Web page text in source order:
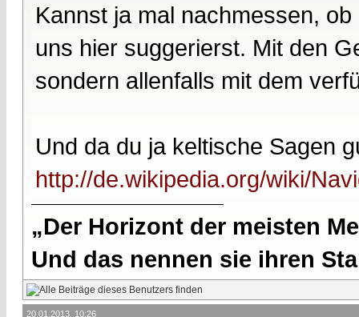
Kannst ja mal nachmessen,
uns hier suggerierst. Mit den
sondern allenfalls mit dem
Und da du ja keltische Sagen
http://de.wikipedia.org/wiki/
„Der Horizont der meisten
Und das nennen sie ihren
20.01.2013, 10:26